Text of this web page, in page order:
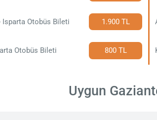
Isparta Otobüs Bileti 1.900 TL
Otobüs Bileti 800 TL
Uygun